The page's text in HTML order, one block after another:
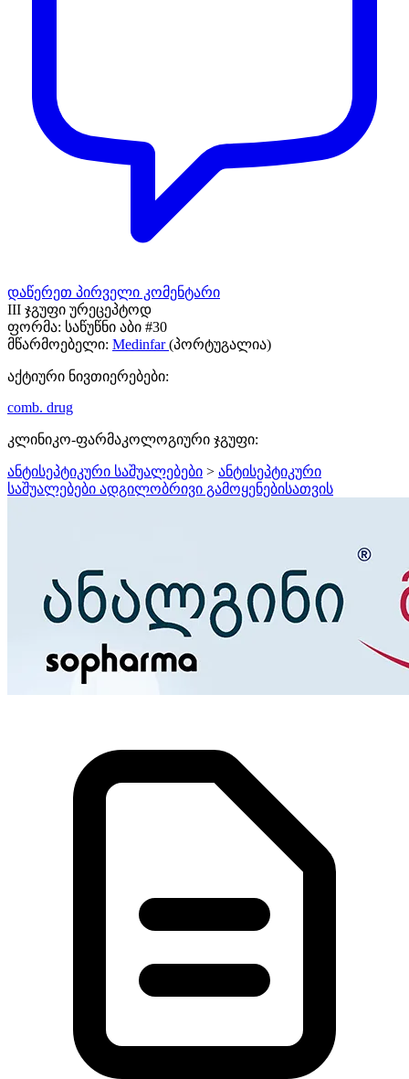
დაწერეთ პირველი კომენტარი
III ჯგუფი ურეცეპტოდ
ფორმა: საწუწნი აბი #30
მწარმოებელი: Medinfar(პორტუგალია)
აქტიური ნივთიერებები:
comb. drug
კლინიკო-ფარმაკოლოგიური ჯგუფი:
ანტისეპტიკური საშუალებები > ანტისეპტიკური
საშუალებები ადგილობრივი გამოყენებისათვის